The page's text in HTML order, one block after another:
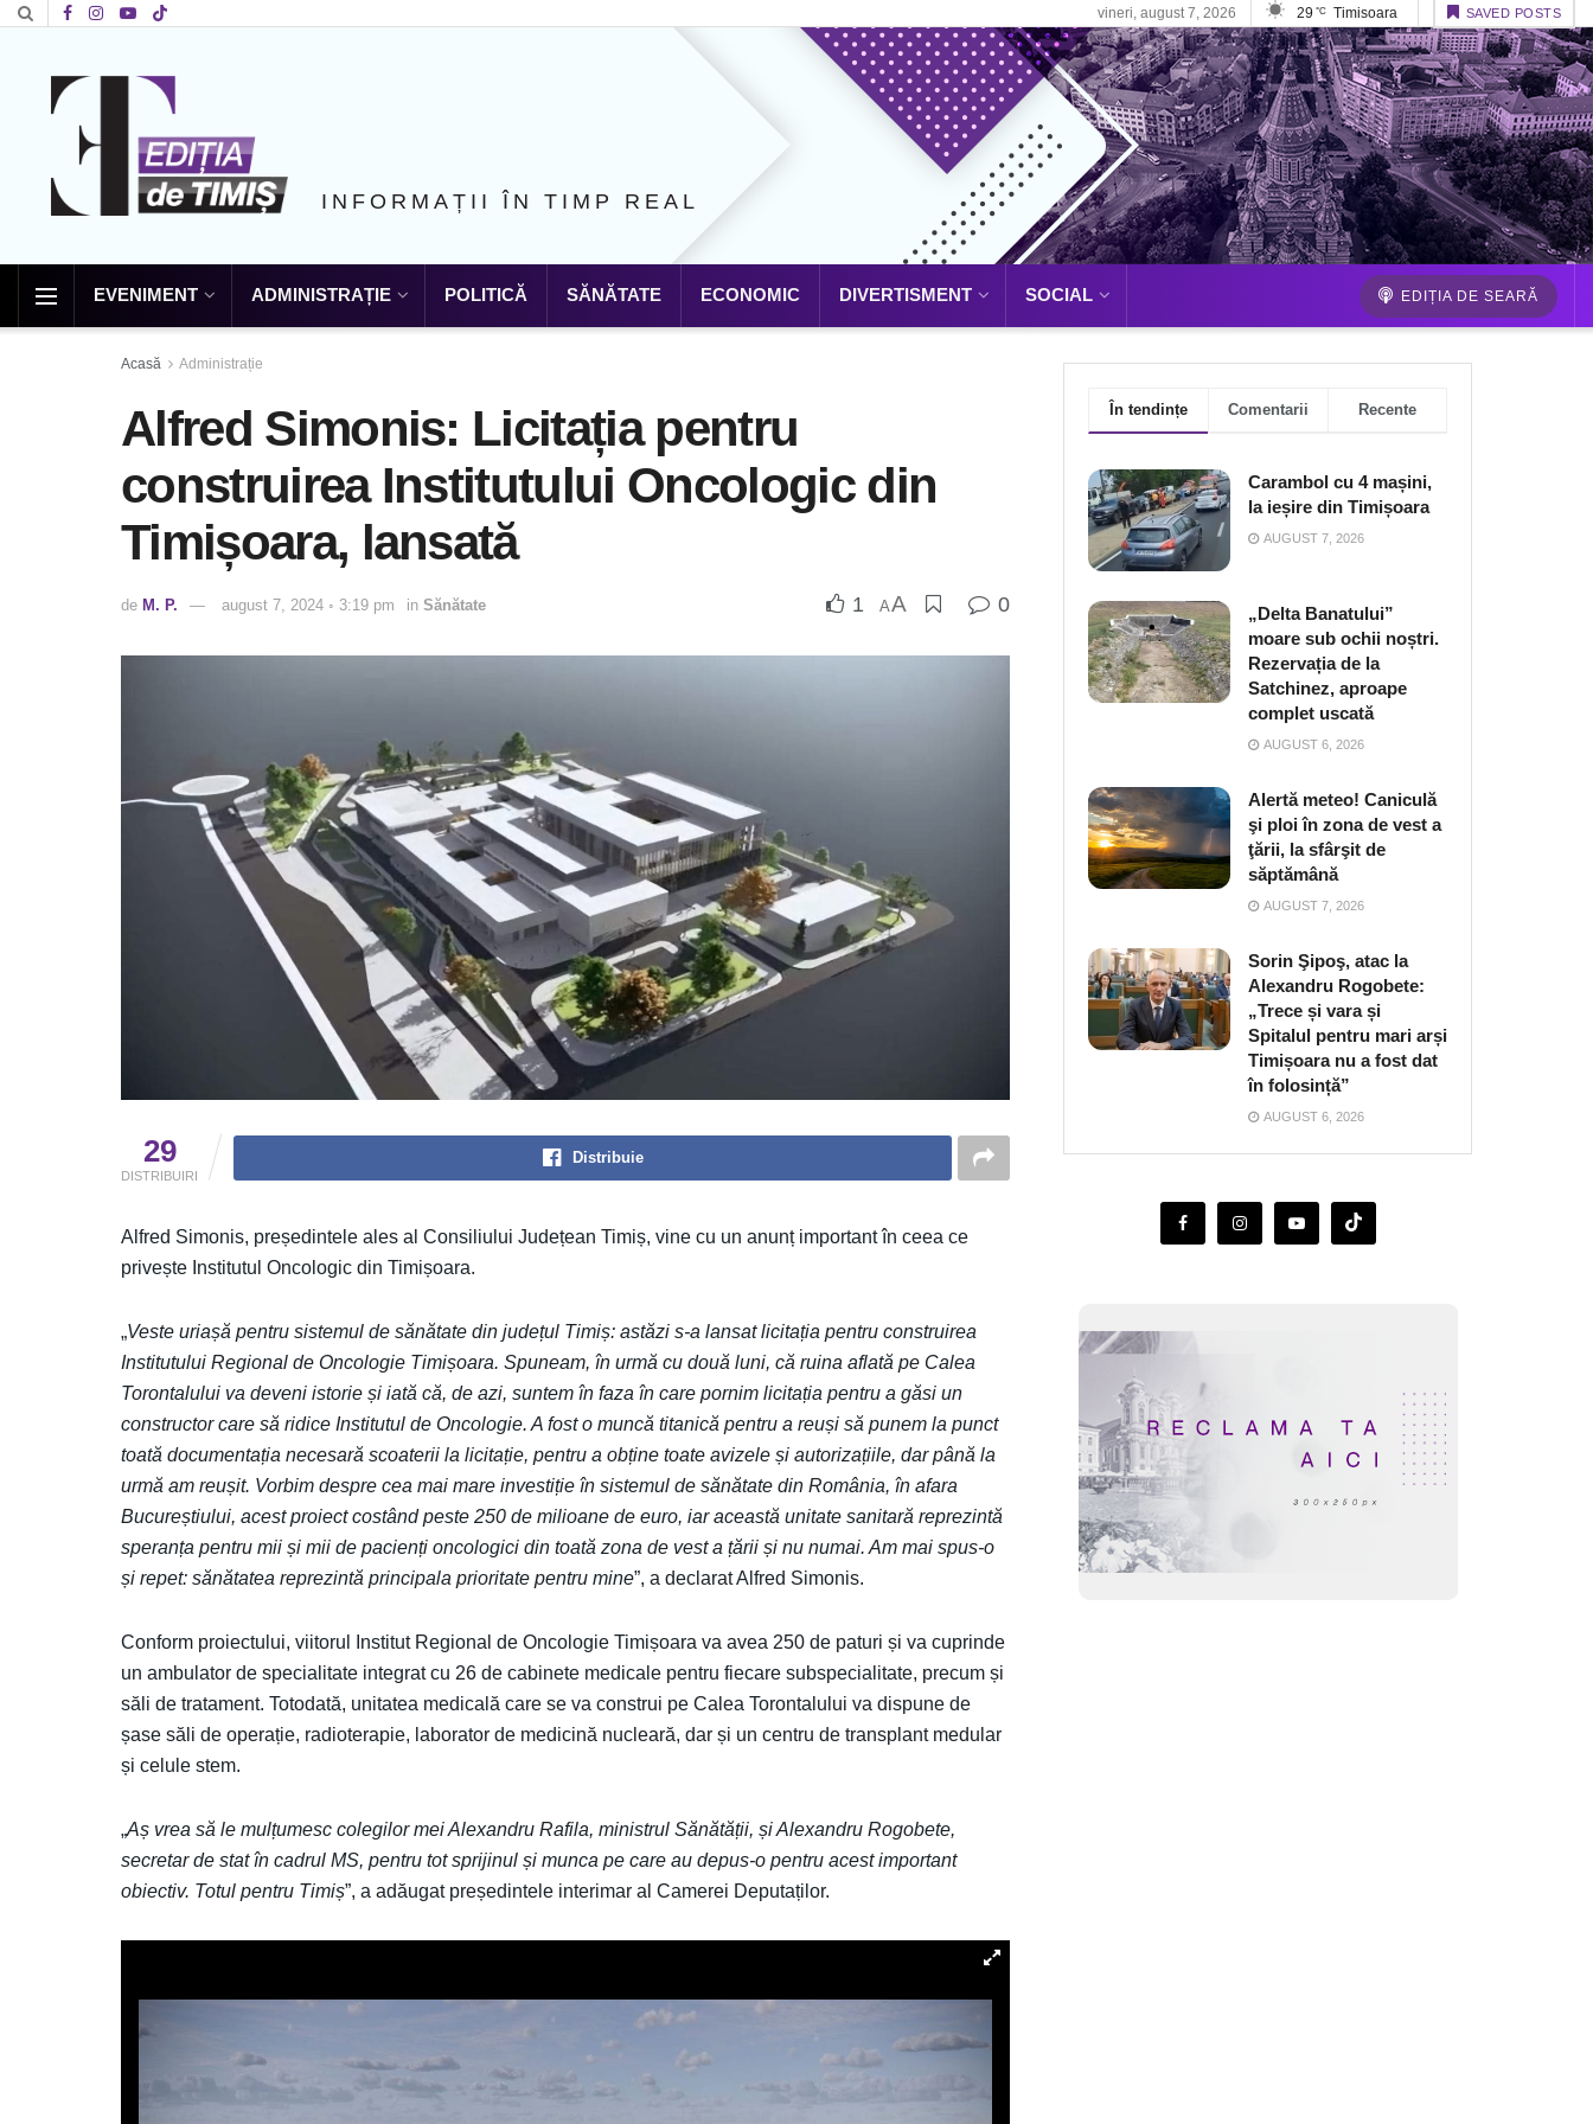
vineri, august 7, 2026 29 °C Timisoara SAVED POSTS
INFORMAȚII ÎN TIMP REAL
EVENIMENT ADMINISTRAȚIE POLITICĂ SĂNĂTATE ECONOMIC DIVERTISMENT SOCIAL EDIȚIA DE SEARĂ
Acasă Administrație
Alfred Simonis: Licitația pentru
construirea Institutului Oncologic din
Timișoara, lansată
de M. P. august 7, 2024 ◦ 3:19 pm in Sănătate 1 AA 0
29
DISTRIBUIRI
Distribuie
Alfred Simonis, președintele ales al Consiliului Județean Timiș, vine cu un anunț important în ceea ce
privește Institutul Oncologic din Timișoara.
„Veste uriașă pentru sistemul de sănătate din județul Timiș: astăzi s-a lansat licitația pentru construirea
Institutului Regional de Oncologie Timișoara. Spuneam, în urmă cu două luni, că ruina aflată pe Calea
Torontalului va deveni istorie și iată că, de azi, suntem în faza în care pornim licitația pentru a găsi un
constructor care să ridice Institutul de Oncologie. A fost o muncă titanică pentru a reuși să punem la punct
toată documentația necesară scoaterii la licitație, pentru a obține toate avizele și autorizațiile, dar până la
urmă am reușit. Vorbim despre cea mai mare investiție în sistemul de sănătate din România, în afara
Bucureștiului, acest proiect costând peste 250 de milioane de euro, iar această unitate sanitară reprezintă
speranța pentru mii și mii de pacienți oncologici din toată zona de vest a țării și nu numai. Am mai spus-o
și repet: sănătatea reprezintă principala prioritate pentru mine”, a declarat Alfred Simonis.
Conform proiectului, viitorul Institut Regional de Oncologie Timișoara va avea 250 de paturi și va cuprinde
un ambulator de specialitate integrat cu 26 de cabinete medicale pentru fiecare subspecialitate, precum și
săli de tratament. Totodată, unitatea medicală care se va construi pe Calea Torontalului va dispune de
șase săli de operație, radioterapie, laborator de medicină nucleară, dar și un centru de transplant medular
și celule stem.
„Aș vrea să le mulțumesc colegilor mei Alexandru Rafila, ministrul Sănătății, și Alexandru Rogobete,
secretar de stat în cadrul MS, pentru tot sprijinul și munca pe care au depus-o pentru acest important
obiectiv. Totul pentru Timiș”, a adăugat președintele interimar al Camerei Deputaților.
În tendințe Comentarii Recente
Carambol cu 4 mașini,
la ieșire din Timișoara
AUGUST 7, 2026
„Delta Banatului”
moare sub ochii noștri.
Rezervația de la
Satchinez, aproape
complet uscată
AUGUST 6, 2026
Alertă meteo! Caniculă
şi ploi în zona de vest a
ţării, la sfârşit de
săptămână
AUGUST 7, 2026
Sorin Şipoş, atac la
Alexandru Rogobete:
„Trece și vara și
Spitalul pentru mari arși
Timișoara nu a fost dat
în folosință”
AUGUST 6, 2026